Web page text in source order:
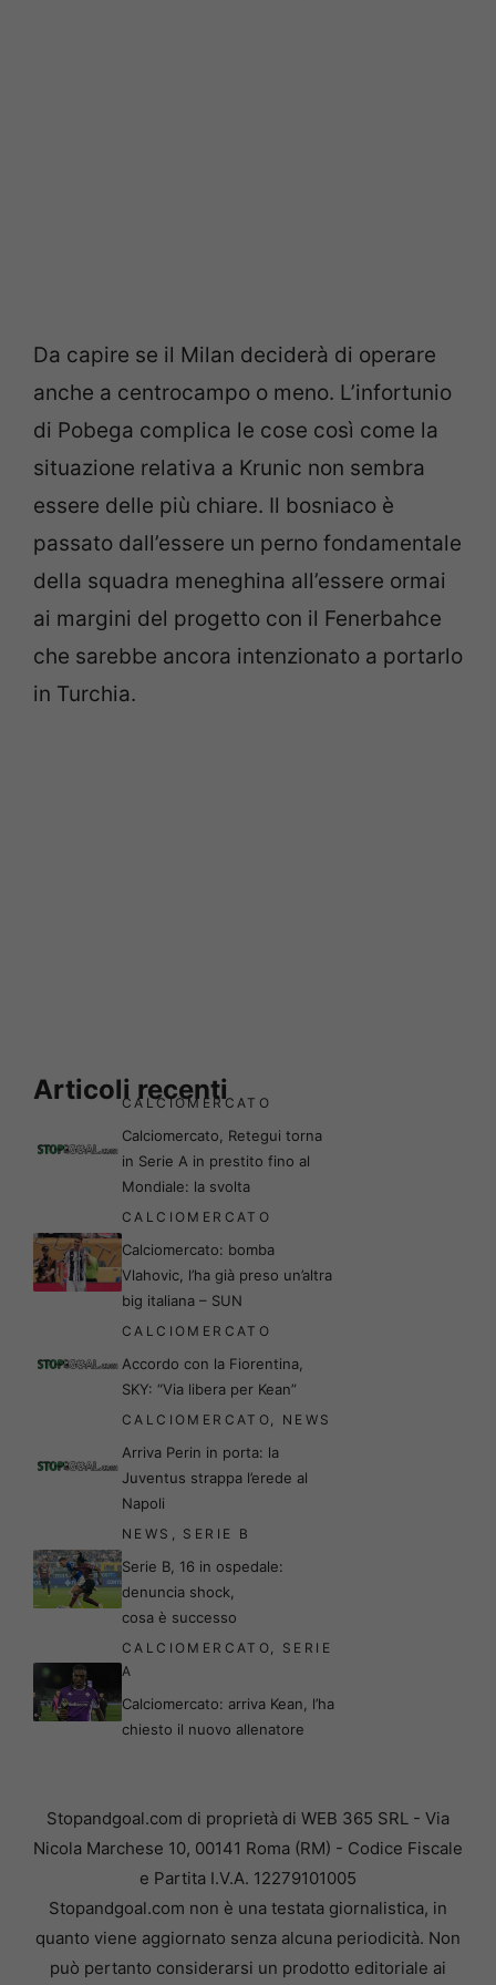
Da capire se il Milan deciderà di operare
anche a centrocampo o meno. L’infortunio
di Pobega complica le cose così come la
situazione relativa a Krunic non sembra
essere delle più chiare. Il bosniaco è
passato dall’essere un perno fondamentale
della squadra meneghina all’essere ormai
ai margini del progetto con il Fenerbahce
che sarebbe ancora intenzionato a portarlo
in Turchia.
Articoli recenti
CALCIOMERCATO
Calciomercato, Retegui torna
in Serie A in prestito fino al
Mondiale: la svolta
CALCIOMERCATO
Calciomercato: bomba
Vlahovic, l’ha già preso un’altra
big italiana – SUN
CALCIOMERCATO
Accordo con la Fiorentina,
SKY: “Via libera per Kean”
CALCIOMERCATO, NEWS
Arriva Perin in porta: la
Juventus strappa l’erede al
Napoli
NEWS , SERIE B
Serie B, 16 in ospedale:
denuncia shock,
cosa è successo
CALCIOMERCATO, SERIE
A
Calciomercato: arriva Kean, l’ha
chiesto il nuovo allenatore
Stopandgoal.com di proprietà di WEB 365 SRL - Via
Nicola Marchese 10, 00141 Roma (RM) - Codice Fiscale
e Partita I.V.A. 12279101005
Stopandgoal.com non è una testata giornalistica, in
quanto viene aggiornato senza alcuna periodicità. Non
può pertanto considerarsi un prodotto editoriale ai